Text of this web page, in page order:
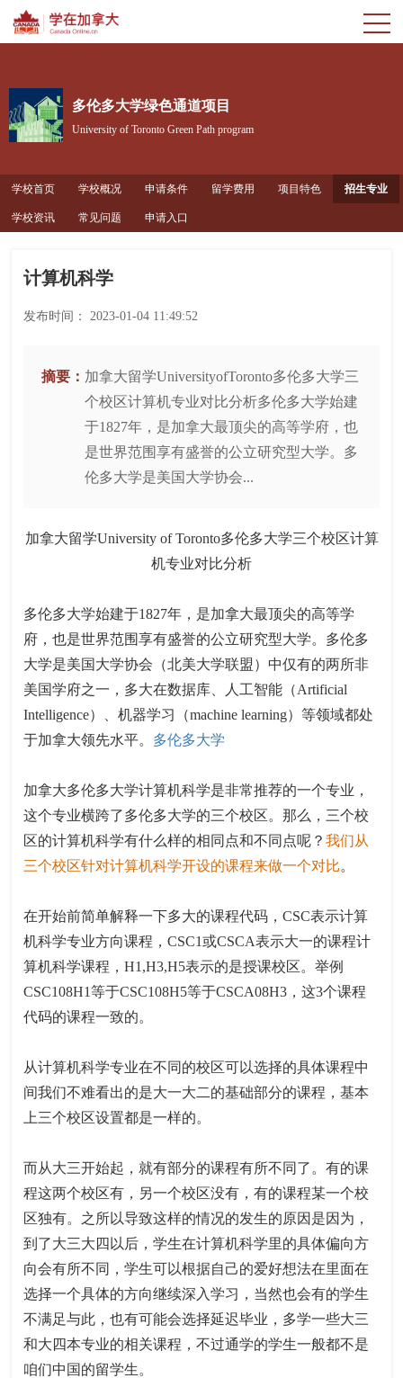
多伦多大学绿色通道项目
University of Toronto Green Path program
学校首页 学校概况 申请条件 留学费用 项目特色 招生专业
学校资讯 常见问题 申请入口
计算机科学
发布时间： 2023-01-04 11:49:52
摘要： 加拿大留学UniversityofToronto多伦多大学三
个校区计算机专业对比分析多伦多大学始建
于1827年，是加拿大最顶尖的高等学府，也
是世界范围享有盛誉的公立研究型大学。多
伦多大学是美国大学协会...
加拿大留学University of Toronto多伦多大学三个校区计算
机专业对比分析
多伦多大学始建于1827年，是加拿大最顶尖的高等学
府，也是世界范围享有盛誉的公立研究型大学。多伦多
大学是美国大学协会（北美大学联盟）中仅有的两所非
美国学府之一，多大在数据库、人工智能（Artificial
Intelligence）、机器学习（machine learning）等领域都处
于加拿大领先水平。 多伦多大学
加拿大多伦多大学计算机科学是非常推荐的一个专业，
这个专业横跨了多伦多大学的三个校区。那么，三个校
区的计算机科学有什么样的相同点和不同点呢？我们从
三个校区针对计算机科学开设的课程来做一个对比。
在开始前简单解释一下多大的课程代码，CSC表示计算
机科学专业方向课程，CSC1或CSCA表示大一的课程计
算机科学课程，H1,H3,H5表示的是授课校区。举例
CSC108H1等于CSC108H5等于CSCA08H3，这3个课程
代码的课程一致的。
从计算机科学专业在不同的校区可以选择的具体课程中
间我们不难看出的是大一大二的基础部分的课程，基本
上三个校区设置都是一样的。
而从大三开始起，就有部分的课程有所不同了。有的课
程这两个校区有，另一个校区没有，有的课程某一个校
区独有。之所以导致这样的情况的发生的原因是因为，
到了大三大四以后，学生在计算机科学里的具体偏向方
向会有所不同，学生可以根据自己的爱好想法在里面在
选择一个具体的方向继续深入学习，当然也会有的学生
不满足与此，也有可能会选择延迟毕业，多学一些大三
和大四本专业的相关课程，不过通学的学生一般都不是
咱们中国的留学生。